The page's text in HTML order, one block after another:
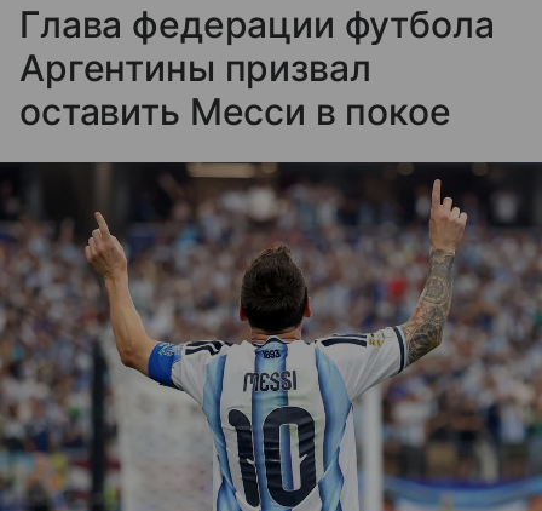
Глава федерации футбола
Аргентины призвал
оставить Месси в покое